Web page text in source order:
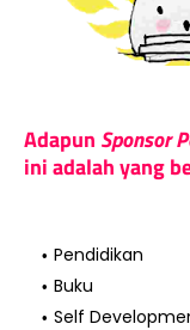
Adapun Sponsor
ini adalah yang
Pendidikan
Buku
Self